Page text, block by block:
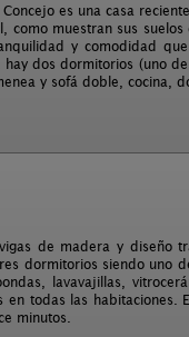
es una casa
como muestran sus
y comodidad
dos dormitorios (uno
y sofá doble, cocina,
de madera y diseño
dormitorios siendo uno
lavavajillas,
todas las habitaciones.
minutos.